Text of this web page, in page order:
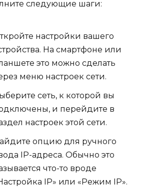
следующие шаги:
настройки вашего
На смартфоне или
это можно сделать
меню настроек сети.
сеть, к которой вы
и перейдите в
настроек этой сети.
опцию для ручного
IP-адреса. Обычно это
что-то вроде
IP» или «Режим IP».